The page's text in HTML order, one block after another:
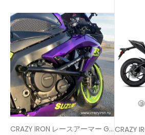
CRAZY IRON レースアーマー GSX-R600/750 (08-10)